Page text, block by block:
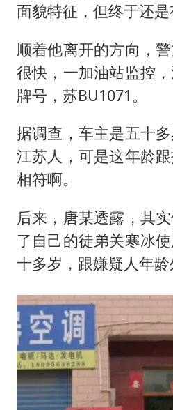
面貌特征，但终于还是
顺着他离开的方向，
很快，一加油站监控
牌号，苏BU1071。
据调查，车主是五十
江苏人，可是这年龄
相符啊。
后来，唐某透露，其
了自己的徒弟关寒冰
十多岁，跟嫌疑人年龄